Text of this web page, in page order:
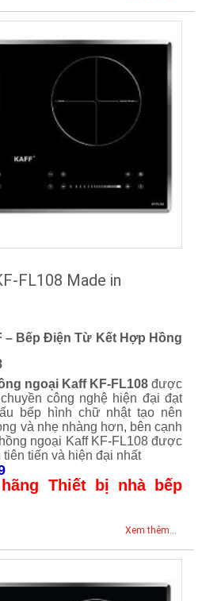
FL108 Made in
– Bếp Điện Từ Kết Hợp Hồng
ngoại Kaff KF-FL108 được
công nghệ hiện đại đạt
bếp hình chữ nhật tạo nên
và nhẹ nhàng hơn, bên cạnh
ngoại Kaff KF-FL108 được
tiến và hiện đại nhất
Thiết bị nhà bếp
Xem thêm...